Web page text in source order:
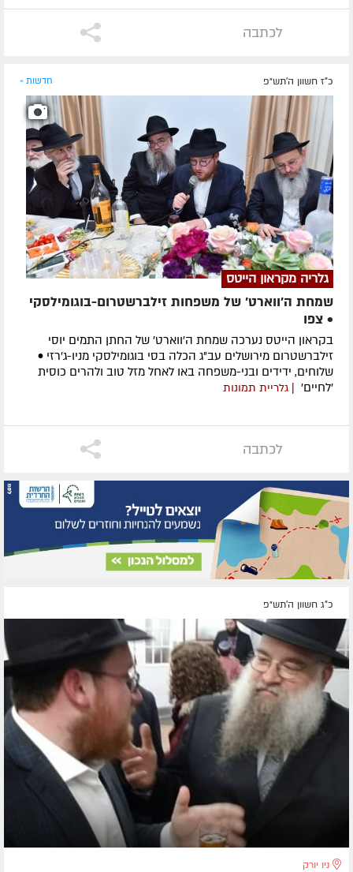
לכתבה
כ"ז חשוון ה׳תש״פ חדשות »
גלריה מקראון הייטס
שמחת ה'ווארט' של משפחות זילברשטרום-בוגומילסקי
• צפו
בקראון הייטס נערכה שמחת ה'ווארט' של החתן התמים יוסי
זילברשטרום מירושלים עב"ג הכלה בסי בוגומילסקי מניו-ג'רזי •
שלוחים, ידידים ובני-משפחה באו לאחל מזל טוב ולהרים כוסית
'לחיים'
| גלריית תמונות
לכתבה
כ"ג חשוון ה׳תש״פ
ניו יורק